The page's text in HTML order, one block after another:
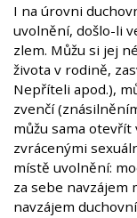
I na úrovni
uvolnění, došlo-li
zlem. Můžu si jej
života v rodině,
Nepříteli apod.),
zvenčí
můžu sama
zvrácenými
místě uvolnění:
za sebe navzájem
navzájem